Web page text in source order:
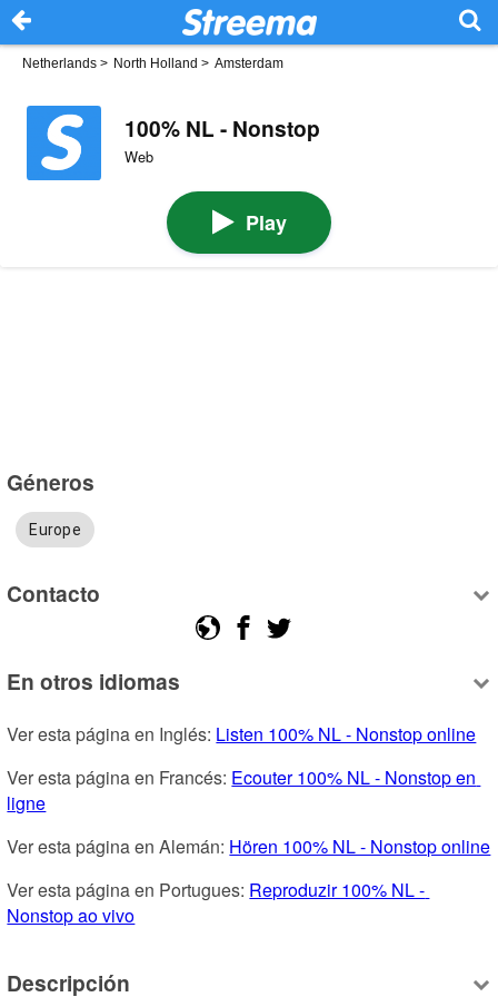
Netherlands > North Holland > Amsterdam
100% NL - Nonstop
Web
Play
Géneros
Europe
Contacto
En otros idiomas
Ver esta página en Inglés: Listen 100% NL - Nonstop online
Ver esta página en Francés: Ecouter 100% NL - Nonstop en
ligne
Ver esta página en Alemán: Hören 100% NL - Nonstop online
Ver esta página en Portugues: Reproduzir 100% NL -
Nonstop ao vivo
Descripción